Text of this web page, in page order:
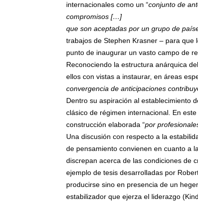
internacionales como un “conjunto de
compromisos […]
que son aceptadas por un grupo de
trabajos de Stephen Krasner – para
punto de inaugurar un vasto campo de
Reconociendo la estructura anárquica
ellos con vistas a instaurar, en áreas
convergencia de anticipaciones
Dentro su aspiración al establecimiento
clásico de régimen internacional. En
construcción elaborada “por
Una discusión con respecto a la
de pensamiento convienen en cuanto a
discrepan acerca de las condiciones de
ejemplo de tesis desarrolladas por
producirse sino en presencia de un
estabilizador que ejerza el liderazgo